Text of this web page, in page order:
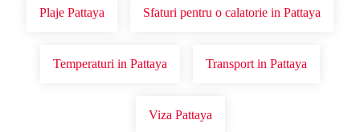
Plaje Pattaya Sfaturi pentru o calatorie in Pattaya
Temperaturi in Pattaya Transport in Pattaya
Viza Pattaya